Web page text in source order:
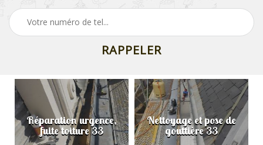
Réparation urgence,
fuite toiture 33
Nettoyage et pose de
gouttière 33